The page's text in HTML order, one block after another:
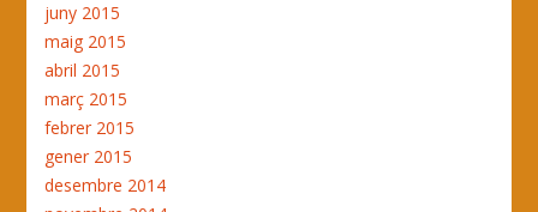
juny 2015
maig 2015
abril 2015
març 2015
febrer 2015
gener 2015
desembre 2014